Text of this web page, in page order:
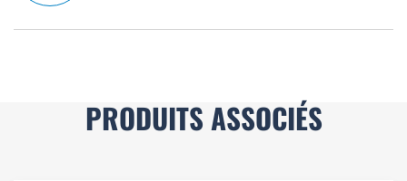
PRODUITS ASSOCIÉS